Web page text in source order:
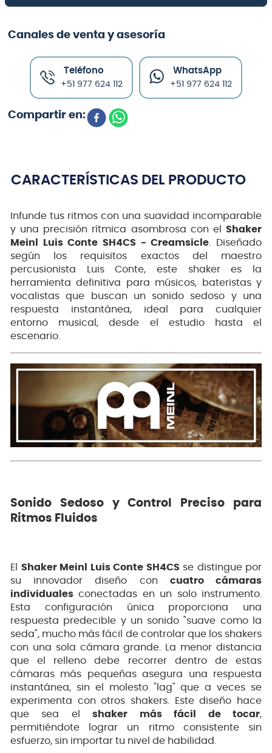
Canales de venta y asesoría
Teléfono
+51 977 624 112
WhatsApp
+51 977 624 112
CARACTERÍSTICAS DEL PRODUCTO
Infunde tus ritmos con una suavidad incomparable
y una precisión rítmica asombrosa con el Shaker
Meinl Luis Conte SH4CS - Creamsicle . Diseñado
según los requisitos exactos del maestro
percusionista Luis Conte, este shaker es la
herramienta definitiva para músicos, bateristas y
vocalistas que buscan un sonido sedoso y una
respuesta instantánea, ideal para cualquier
entorno musical, desde el estudio hasta el
escenario.
Sonido Sedoso y Control Preciso para
Ritmos Fluidos
El Shaker Meinl Luis Conte SH4CS se distingue por
su innovador diseño con cuatro cámaras
individuales conectadas en un solo instrumento.
Esta configuración única proporciona una
respuesta predecible y un sonido "suave como la
seda", mucho más fácil de controlar que los shakers
con una sola cámara grande. La menor distancia
que el relleno debe recorrer dentro de estas
cámaras más pequeñas asegura una respuesta
instantánea, sin el molesto "lag" que a veces se
experimenta con otros shakers. Este diseño hace
que sea elshaker más fácil de tocar,
permitiéndote lograr un ritmo consistente sin
esfuerzo, sin importar tu nivel de habilidad.